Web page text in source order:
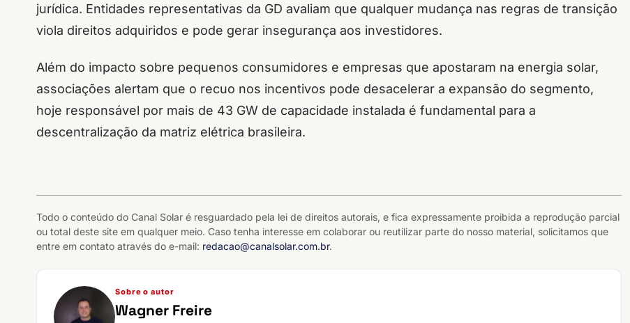
jurídica. Entidades representativas da GD avaliam que qualquer mudança nas regras de transição
viola direitos adquiridos e pode gerar insegurança aos investidores.
Além do impacto sobre pequenos consumidores e empresas que apostaram na energia solar,
associações alertam que o recuo nos incentivos pode desacelerar a expansão do segmento,
hoje responsável por mais de 43 GW de capacidade instalada é fundamental para a
descentralização da matriz elétrica brasileira.
Todo o conteúdo do Canal Solar é resguardado pela lei de direitos autorais, e fica expressamente proibida a reprodução parcial
ou total deste site em qualquer meio. Caso tenha interesse em colaborar ou reutilizar parte do nosso material, solicitamos que
entre em contato através do e-mail: redacao@canalsolar.com.br.
Sobre o autor
Wagner Freire